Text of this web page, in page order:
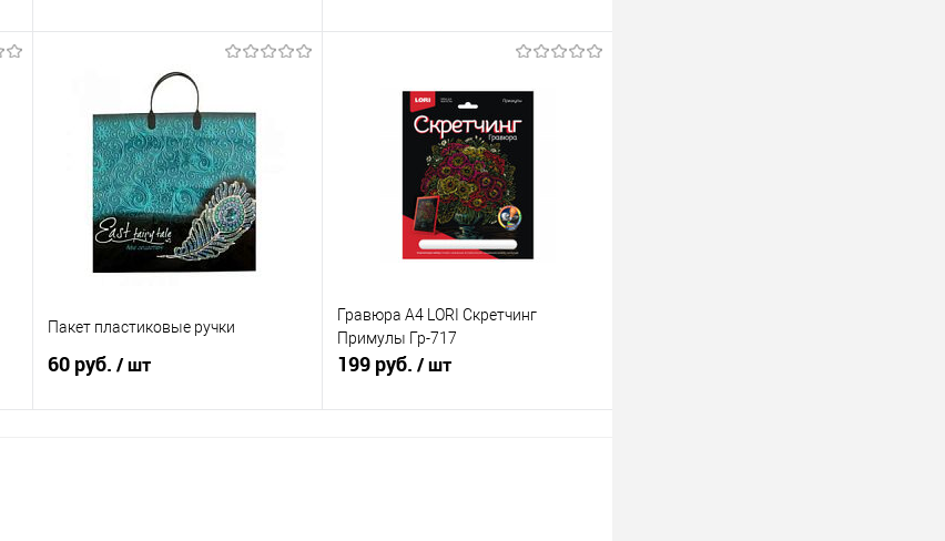
В корзину
Купить в 1 клик
К сравнению
В избранное
В наличии
Купить в 1 клик
К сравнению
В избранное
В наличии
Пакет пластиковые ручки
60 руб. / шт
Гравюра А4 LORI Скретчинг
Примулы Гр-717
199 руб. / шт